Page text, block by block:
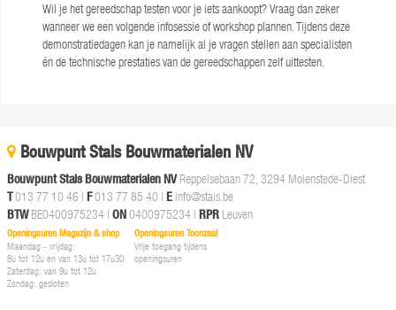
Wil je het gereedschap testen voor je iets aankoopt? Vraag dan zeker
wanneer we een volgende infosessie of workshop plannen. Tijdens deze
demonstratiedagen kan je namelijk al je vragen stellen aan specialisten
én de technische prestaties van de gereedschappen zelf uittesten.
Bouwpunt Stals Bouwmaterialen NV
Bouwpunt Stals Bouwmaterialen NVReppelsebaan 72, 3294 Molenstede-Diest
T013 77 10 46 | F013 77 85 40 | E info@stals.be
BTWBE0400975234 | ON0400975234 | RPR Leuven
Openingsuren Magazijn & shop
Maandag - vrijdag:
8u tot 12u en van 13u tot 17u30
Zaterdag: van 9u tot 12u
Zondag: gesloten
Openingsuren Toonzaal
Vrije toegang tijdens
openingsuren